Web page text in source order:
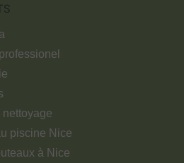
nettoyage
piscine Nice
à Nice